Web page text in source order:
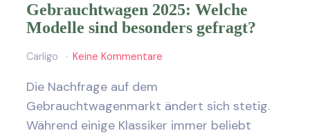
Gebrauchtwagen 2025: Welche
Modelle sind besonders gefragt?
Carligo Keine Kommentare
Die Nachfrage auf dem
Gebrauchtwagenmarkt ändert sich stetig.
Während einige Klassiker immer beliebt